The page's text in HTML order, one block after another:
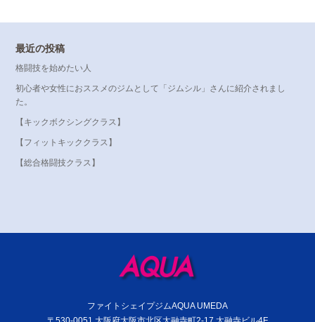
最近の投稿
格闘技を始めたい人
初心者や女性におススメのジムとして「ジムシル」さんに紹介されまし
た。
【キックボクシングクラス】
【フィットキッククラス】
【総合格闘技クラス】
ファイトシェイプジムAQUA UMEDA